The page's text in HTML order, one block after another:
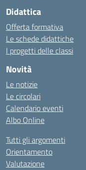
Didattica
Offerta formativa
Le schede didattiche
I progetti delle classi
Novità
Le notizie
Le circolari
Calendario eventi
Albo Online
Tutti gli argomenti
Orientamento
Valutazione